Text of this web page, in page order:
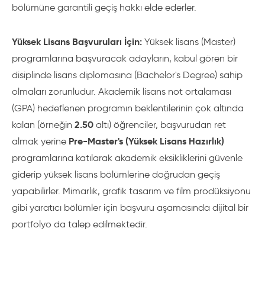
bölümüne garantili geçiş hakkı elde ederler.
Yüksek Lisans Başvuruları İçin: Yüksek lisans (Master)
programlarına başvuracak adayların, kabul gören bir
disiplinde lisans diplomasına (Bachelor's Degree) sahip
olmaları zorunludur. Akademik lisans not ortalaması
(GPA) hedeflenen programın beklentilerinin çok altında
kalan (örneğin 2.50 altı) öğrenciler, başvurudan ret
almak yerine Pre-Master's (Yüksek Lisans Hazırlık)
programlarına katılarak akademik eksikliklerini güvenle
giderip yüksek lisans bölümlerine doğrudan geçiş
yapabilirler. Mimarlık, grafik tasarım ve film prodüksiyonu
gibi yaratıcı bölümler için başvuru aşamasında dijital bir
portfolyo da talep edilmektedir.